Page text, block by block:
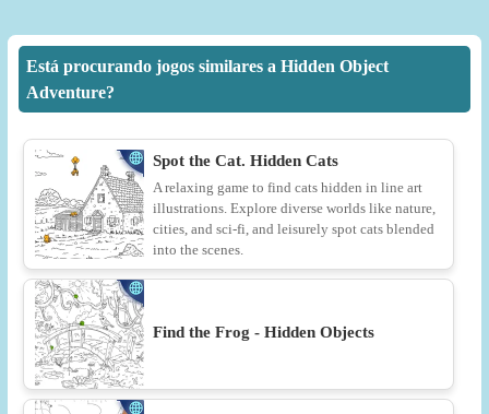
Está procurando jogos similares a Hidden Object
Adventure?
Spot the Cat. Hidden Cats
A relaxing game to find cats hidden in line art
illustrations. Explore diverse worlds like nature,
cities, and sci-fi, and leisurely spot cats blended
into the scenes.
Find the Frog - Hidden Objects